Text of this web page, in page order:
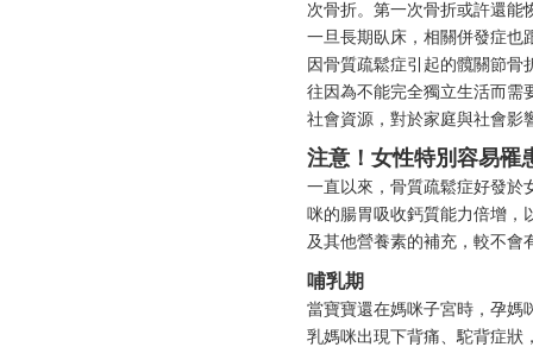
次骨折。第一次骨折或許還能
一旦長期臥床，相關併發症
因骨質疏鬆症引起的髖關節骨
往因為不能完全獨立生活而需
社會資源，對於家庭與社會影
注意！女性特別容易罹
一直以來，骨質疏鬆症好發於
咪的腸胃吸收鈣質能力倍增，
及其他營養素的補充，較不會
哺乳期
當寶寶還在媽咪子宮時，孕媽
乳媽咪出現下背痛、駝背症狀